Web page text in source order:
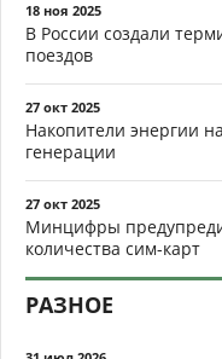
18 ноя 2025
В России создали
поездов
27 окт 2025
Накопители энергии
генерации
27 окт 2025
Минцифры
количества сим-карт
РАЗНОЕ